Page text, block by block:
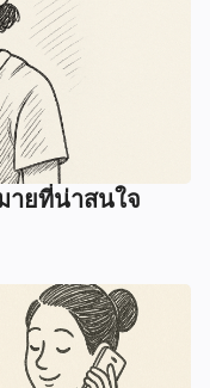
ายที่น่าสนใจ